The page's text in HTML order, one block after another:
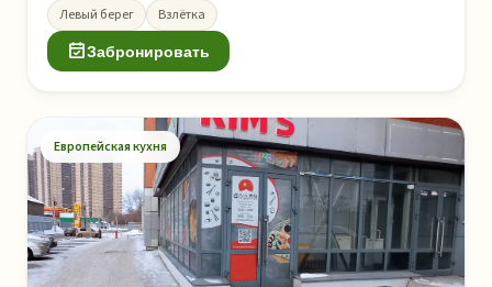
Левый берег Взлётка
Забронировать
Европейская кухня